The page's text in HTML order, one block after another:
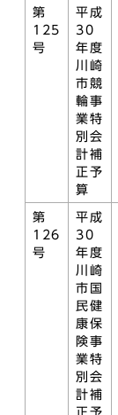
第
125
号
平成
30
年度
川崎
市競
輪事
業特
別会
計補
正予
算
第
126
号
平成
30
年度
川崎
市国
民健
康保
険事
業特
別会
計補
正予